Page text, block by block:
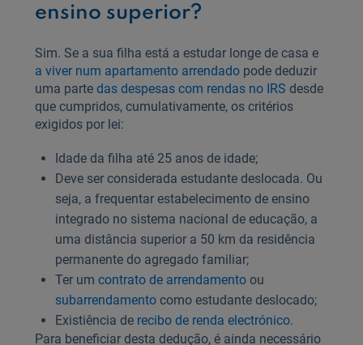
ensino superior?
Sim. Se a sua filha está a estudar longe de casa e
a viver num apartamento arrendadopode deduzir
uma parte das despesas com rendas no IRS desde
que cumpridos, cumulativamente, os critérios
exigidos por lei:
Idade da filha até 25 anos de idade;
Deve ser considerada estudante deslocada. Ou
seja, a frequentar estabelecimento de ensino
integrado no sistema nacional de educação, a
uma distância superior a 50 km da residência
permanente do agregado familiar;
Ter um contrato de arrendamentoou
subarrendamentocomo estudante deslocado;
Existiência de recibo de renda electrónico.
Para beneficiar desta dedução, é ainda necessário